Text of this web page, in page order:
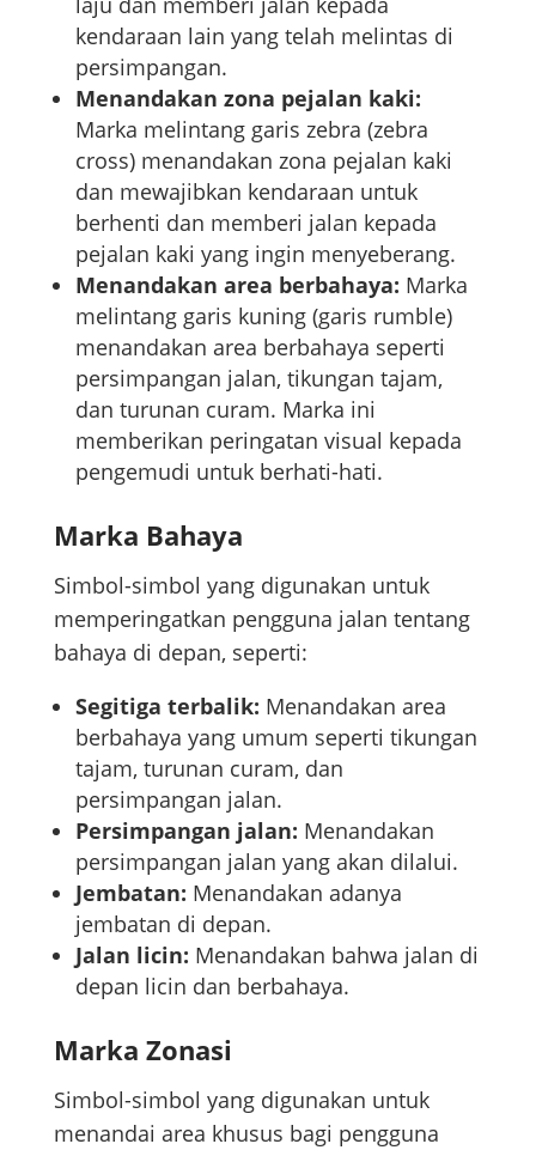
kendaraan lain yang telah melintas di
persimpangan.
Menandakan zona pejalan kaki:
Marka melintang garis zebra (zebra
cross) menandakan zona pejalan kaki
dan mewajibkan kendaraan untuk
berhenti dan memberi jalan kepada
pejalan kaki yang ingin menyeberang.
Menandakan area berbahaya: Marka
melintang garis kuning (garis rumble)
menandakan area berbahaya seperti
persimpangan jalan, tikungan tajam,
dan turunan curam. Marka ini
memberikan peringatan visual kepada
pengemudi untuk berhati-hati.
Marka Bahaya
Simbol-simbol yang digunakan untuk
memperingatkan pengguna jalan tentang
bahaya di depan, seperti:
Segitiga terbalik: Menandakan area
berbahaya yang umum seperti tikungan
tajam, turunan curam, dan
persimpangan jalan.
Persimpangan jalan: Menandakan
persimpangan jalan yang akan dilalui.
Jembatan: Menandakan adanya
jembatan di depan.
Jalan licin: Menandakan bahwa jalan di
depan licin dan berbahaya.
Marka Zonasi
Simbol-simbol yang digunakan untuk
menandai area khusus bagi pengguna